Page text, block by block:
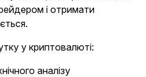
і отримати
у криптовалюті:
аналізу